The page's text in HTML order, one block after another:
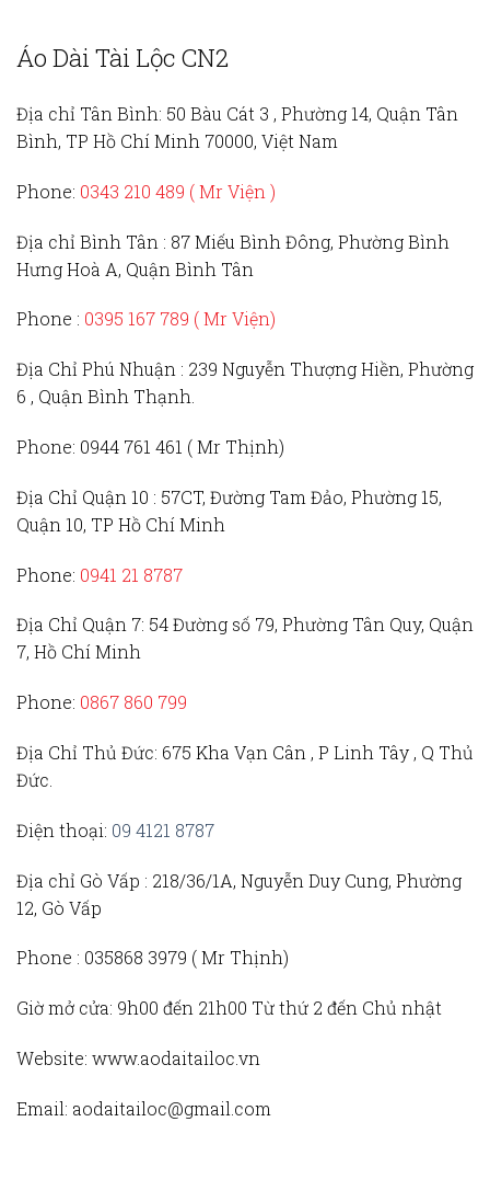
Áo Dài Tài Lộc CN2
Địa chỉ Tân Bình: 50 Bàu Cát 3 , Phường 14, Quận Tân
Bình, TP Hồ Chí Minh 70000, Việt Nam
Phone: 0343 210 489 ( Mr Viện )
Địa chỉ Bình Tân : 87 Miếu Bình Đông, Phường Bình
Hưng Hoà A, Quận Bình Tân
Phone : 0395 167 789 ( Mr Viện)
Địa Chỉ Phú Nhuận : 239 Nguyễn Thượng Hiền, Phường
6 , Quận Bình Thạnh.
Phone: 0944 761 461 ( Mr Thịnh)
Địa Chỉ Quận 10 : 57CT, Đường Tam Đảo, Phường 15,
Quận 10, TP Hồ Chí Minh
Phone: 0941 21 8787
Địa Chỉ Quận 7: 54 Đường số 79, Phường Tân Quy, Quận
7, Hồ Chí Minh
Phone: 0867 860 799
Địa Chỉ Thủ Đức: 675 Kha Vạn Cân , P Linh Tây , Q Thủ
Đức.
Điện thoại: 09 4121 8787
Địa chỉ Gò Vấp : 218/36/1A, Nguyễn Duy Cung, Phường
12, Gò Vấp
Phone : 035868 3979 (Mr Thịnh)
Giờ mở cửa: 9h00 đến 21h00 Từ thứ 2 đến Chủ nhật
Website: www.aodaitailoc.vn
Email: aodaitailoc@gmail.com